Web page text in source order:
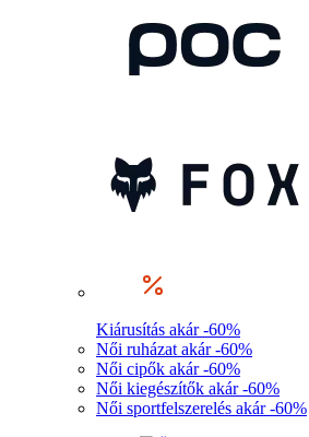
Kiárusítás akár -60%
Női ruházat akár -60%
Női cipők akár -60%
Női kiegészítők akár -60%
Női sportfelszerelés akár -60%